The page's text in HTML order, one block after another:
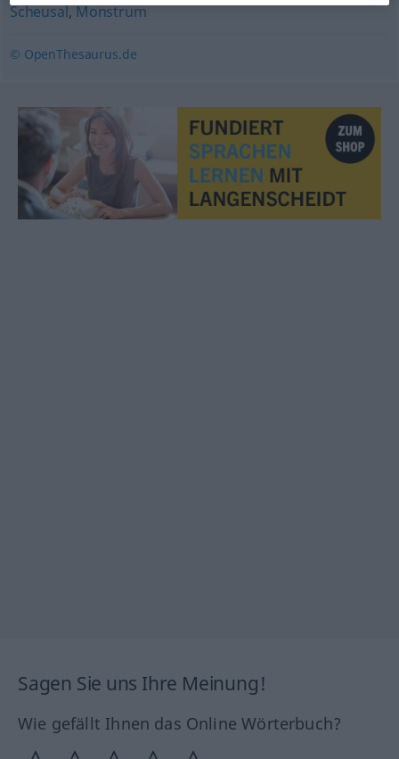
Scheusal,Monstrum
© OpenThesaurus.de
Sagen Sie uns Ihre Meinung!
Wie gefällt Ihnen das Online Wörterbuch?